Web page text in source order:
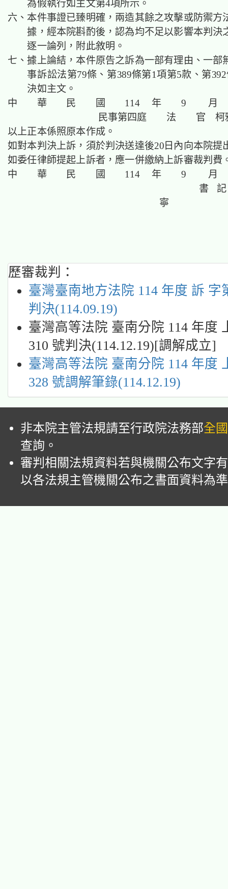
為假執行如主文第4項所示。
六、本件事證已臻明確，兩造其餘之攻擊或防禦方
據，經本院斟酌後，認為均不足以影響本判決
逐一論列，附此敘明。
七、據上論結，本件原告之訴為一部有理由、一部
事訴訟法第79條、第389條第1項第5款、第
決如主文。
中 華 民 國 114 年 9 月
民事第四庭 法 官 柯
以上正本係照原本作成。
如對本判決上訴，須於判決送達後20日內向本院提
如委任律師提起上訴者，應一併繳納上訴審裁判費
中 華 民 國 114 年 9 月
書 記 官
歷審裁判：
臺灣臺南地方法院 114 年度 訴 字
判決(114.09.19)
臺灣高等法院 臺南分院 114 年度
310 號判決(114.12.19)[調解成立]
臺灣高等法院 臺南分院 114 年度
328 號調解筆錄(114.12.19)
非本院主管法規請至行政院法務部全
查詢。
審判相關法規資料若與機關公布文字
以各法規主管機關公布之書面資料為